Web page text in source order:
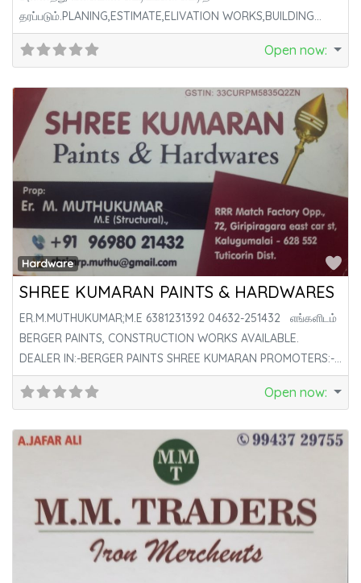
தரப்படும்.PLANING,ESTIMATE,ELIVATION WORKS,BUILDING
CONTACT WORK. YEAR OF ESTABLISHMENT:-19 YEARS
Open now:
Hardware
SHREE KUMARAN PAINTS & HARDWARES
ER.M.MUTHUKUMAR;M.E 6381231392 04632-251432 எங்களிடம்
BERGER PAINTS, CONSTRUCTION WORKS AVAILABLE.
DEALER IN:-BERGER PAINTS SHREE KUMARAN PROMOTERS:-
CONSULTING & CONTRACTOR,ESTIMATE,
VALUATION,STRUCTURAL
Open now: